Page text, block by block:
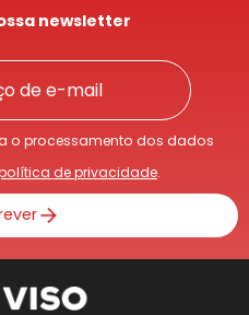
newsletter
o processamento dos dados
de privacidade.